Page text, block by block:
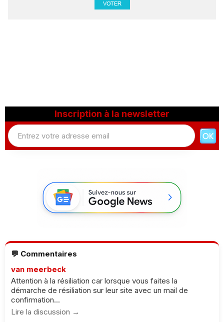
Inscription à la newsletter
💬 Commentaires
van meerbeck
Attention à la résiliation car lorsque vous faites la
démarche de résiliation sur leur site avec un mail de
confirmation...
Lire la discussion →